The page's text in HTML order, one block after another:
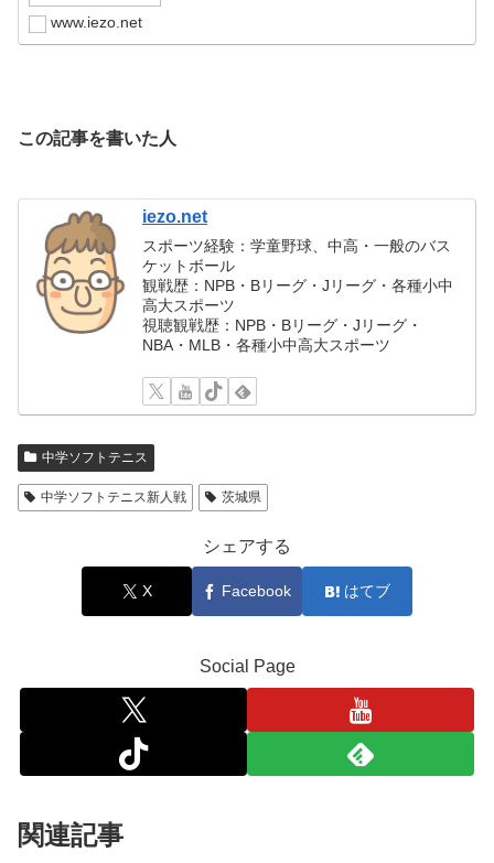
www.iezo.net
この記事を書いた人
iezo.net
スポーツ経験：学童野球、中高・一般のバス
ケットボール
観戦歴：NPB・Bリーグ・Jリーグ・各種小中
高大スポーツ
視聴観戦歴：NPB・Bリーグ・Jリーグ・
NBA・MLB・各種小中高大スポーツ
中学ソフトテニス
中学ソフトテニス新人戦 茨城県
シェアする
X Facebook はてブ
Social Page
関連記事